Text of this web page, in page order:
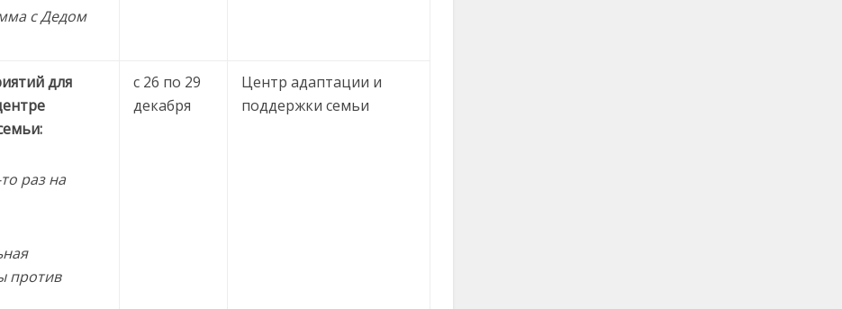
с Дедом
для
раз на
против
с 26 по 29
декабря
Центр адаптации и
поддержки семьи